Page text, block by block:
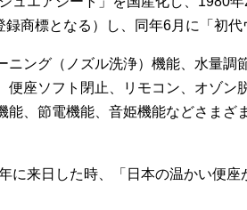
商標となる）し、同年6月に「初代
ニング（ノズル洗浄）機能、水量調
便座ソフト閉止、リモコン、オゾン
能、節電機能、音姫機能などさまざ
に来日した時、「日本の温かい便